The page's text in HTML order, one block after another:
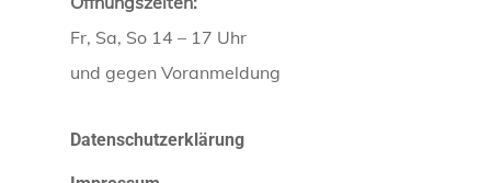
Fr, Sa, So 14 – 17 Uhr
und gegen Voranmeldung
Datenschutzerklärung